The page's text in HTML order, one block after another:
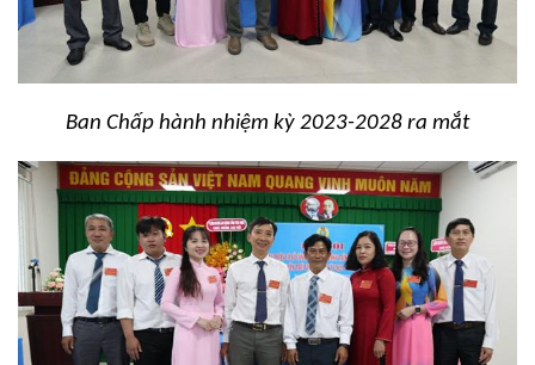
Ban Chấp hành nhiệm kỳ 2023-2028 ra mắt